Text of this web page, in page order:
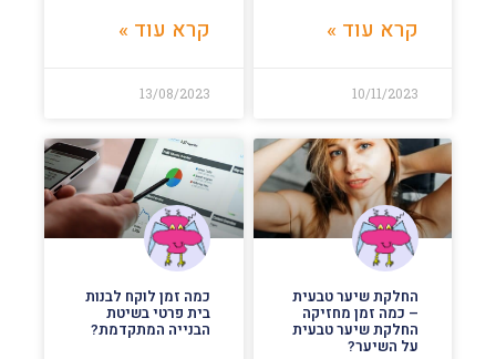
קרא עוד »
10/11/2023
קרא עוד »
13/08/2023
החלקת שיער טבעית
– כמה זמן מחזיקה
החלקת שיער טבעית
על השיער?
כמה זמן לוקח לבנות
בית פרטי בשיטת
הבנייה המתקדמת?